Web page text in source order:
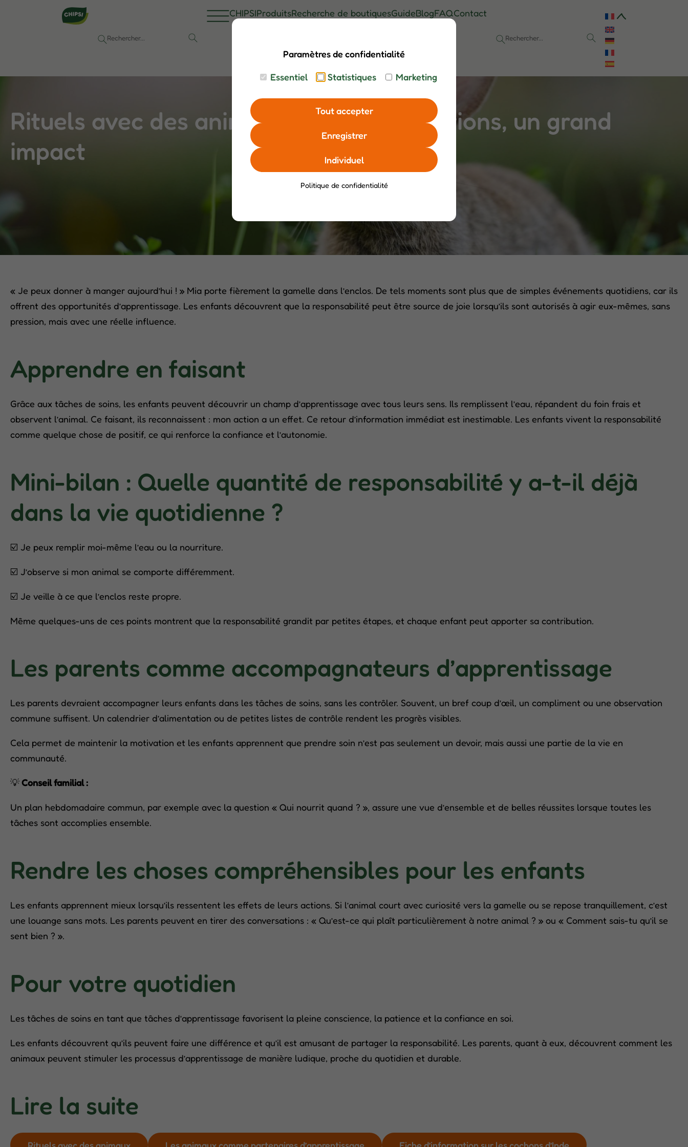
CHIPSIProduitsRecherche de boutiquesGuideBlogFAQContact
Rituels avec des animaux : de petites actions, un grand
impact
« Je peux donner à manger aujourd’hui ! » Mia porte fièrement la gamelle dans l’enclos. De tels moments sont plus que de simples événements quotidiens, car ils
offrent des opportunités d’apprentissage. Les enfants découvrent que la responsabilité peut être source de joie lorsqu’ils sont autorisés à agir eux-mêmes, sans
pression, mais avec une réelle influence.
Apprendre en faisant
Grâce aux tâches de soins, les enfants peuvent découvrir un champ d’apprentissage avec tous leurs sens. Ils remplissent l’eau, répandent du foin frais et
observent l’animal. Ce faisant, ils reconnaissent : mon action a un effet. Ce retour d’information immédiat est inestimable. Les enfants vivent la responsabilité
comme quelque chose de positif, ce qui renforce la confiance et l’autonomie.
Mini-bilan : Quelle quantité de responsabilité y a-t-il déjà
dans la vie quotidienne ?
☑️ Je peux remplir moi-même l’eau ou la nourriture.
☑️ J’observe si mon animal se comporte différemment.
☑️ Je veille à ce que l’enclos reste propre.
Même quelques-uns de ces points montrent que la responsabilité grandit par petites étapes, et chaque enfant peut apporter sa contribution.
Les parents comme accompagnateurs d’apprentissage
Les parents devraient accompagner leurs enfants dans les tâches de soins, sans les contrôler. Souvent, un bref coup d’œil, un compliment ou une observation
commune suffisent. Un calendrier d’alimentation ou de petites listes de contrôle rendent les progrès visibles.
Cela permet de maintenir la motivation et les enfants apprennent que prendre soin n’est pas seulement un devoir, mais aussi une partie de la vie en
communauté.
💡Conseil familial :
Un plan hebdomadaire commun, par exemple avec la question « Qui nourrit quand ? », assure une vue d’ensemble et de belles réussites lorsque toutes les
tâches sont accomplies ensemble.
Rendre les choses compréhensibles pour les enfants
Les enfants apprennent mieux lorsqu’ils ressentent les effets de leurs actions. Si l’animal court avec curiosité vers la gamelle ou se repose tranquillement, c’est
une louange sans mots. Les parents peuvent en tirer des conversations : « Qu’est-ce qui plaît particulièrement à notre animal ? » ou « Comment sais-tu qu’il se
sent bien ? ».
Pour votre quotidien
Les tâches de soins en tant que tâches d’apprentissage favorisent la pleine conscience, la patience et la confiance en soi.
Les enfants découvrent qu’ils peuvent faire une différence et qu’il est amusant de partager la responsabilité. Les parents, quant à eux, découvrent comment les
animaux peuvent stimuler les processus d’apprentissage de manière ludique, proche du quotidien et durable.
Lire la suite
Paramètres de confidentialité
Essentiel Statistiques Marketing
Tout accepter
Enregistrer
Individuel
Politique de confidentialité